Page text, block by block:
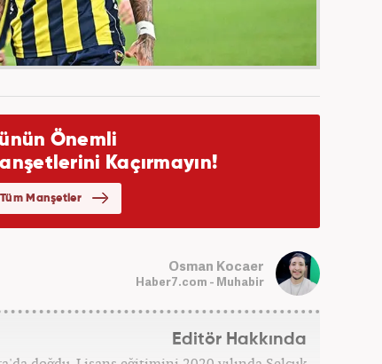
Osman Kocaer
Haber7.com - Muhabir
Editör Hakkında